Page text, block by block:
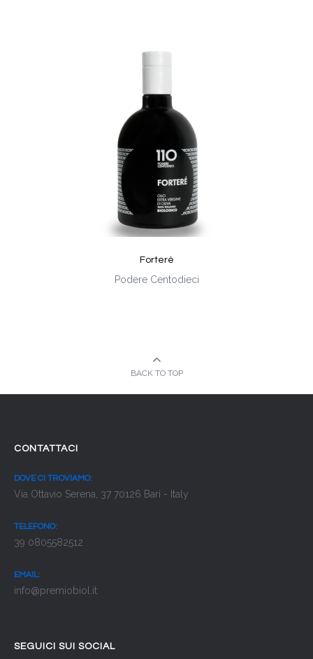
Forterè
Podere Centodieci
BACK TO TOP
CONTATTACI
DOVE CI TROVIAMO:
Via Ottavio Serena, 37 70126 Bari - Italy
TELEFONO:
39 0805582512
EMAIL:
info@premiobiol.it
SEGUICI SUI SOCIAL